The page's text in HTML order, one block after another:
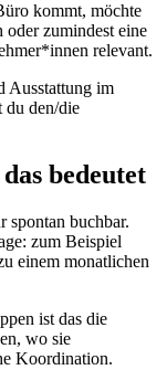
kommt, möchte
oder zumindest eine
relevant.
Ausstattung im
du den/die
bedeutet
spontan buchbar.
zum Beispiel
einem monatlichen
ist das die
wo sie
Koordination.